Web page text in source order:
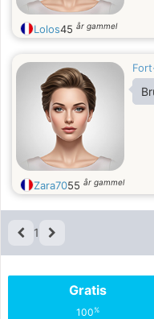
Lolos45 år gammel
Zara7055 år gammel
1
Gratis
100%